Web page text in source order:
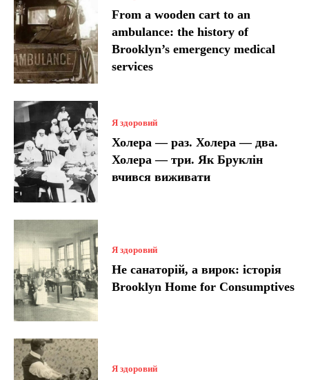
From a wooden cart to an
ambulance: the history of
Brooklyn’s emergency medical
services
Я здоровий
Холера — раз. Холера — два.
Холера — три. Як Бруклін
вчився виживати
Я здоровий
Не санаторій, а вирок: історія
Brooklyn Home for Consumptives
Я здоровий